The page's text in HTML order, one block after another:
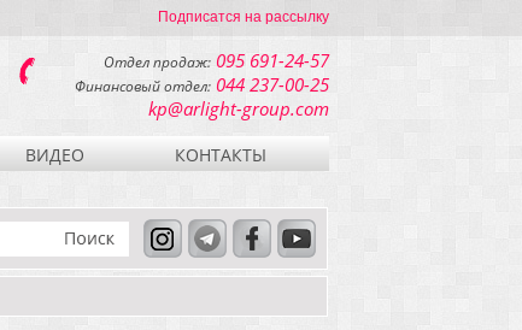
Подписатся на рассылку
Отдел продаж: 095 691-24-57
Финансовый отдел: 044 237-00-25
kp@arlight-group.com
ВИДЕО КОНТАКТЫ